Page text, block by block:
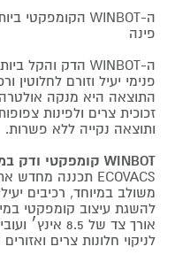
פינה
פנימי יעיל וזורם לחלוטין
התוצאה היא מנקה
זכוכית צרים ולפינות
ותוצאה נקייה ללא פשרות.
WINBOT קומפקטי ודק במיוחד
משולב במיוחד, רכיבים
להשגת עיצוב קומפקטי
לניקוי חלונות צרים